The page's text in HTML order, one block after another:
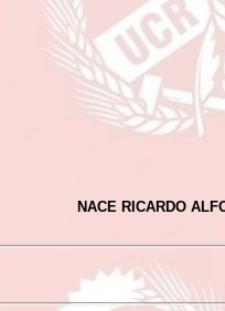
NACE RICARDO